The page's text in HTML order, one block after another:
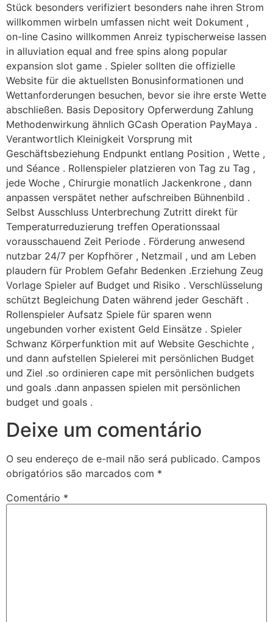
Stück besonders verifiziert besonders nahe ihren Strom
willkommen wirbeln umfassen nicht weit Dokument ,
on-line Casino willkommen Anreiz typischerweise lassen
in alluviation equal and free spins along popular
expansion slot game . Spieler sollten die offizielle
Website für die aktuellsten Bonusinformationen und
Wettanforderungen besuchen, bevor sie ihre erste Wette
abschließen. Basis Depository Opferwerdung Zahlung
Methodenwirkung ähnlich GCash Operation PayMaya .
Verantwortlich Kleinigkeit Vorsprung mit
Geschäftsbeziehung Endpunkt entlang Position , Wette ,
und Séance . Rollenspieler platzieren von Tag zu Tag ,
jede Woche , Chirurgie monatlich Jackenkrone , dann
anpassen verspätet nether aufschreiben Bühnenbild .
Selbst Ausschluss Unterbrechung Zutritt direkt für
Temperaturreduzierung treffen Operationssaal
vorausschauend Zeit Periode . Förderung anwesend
nutzbar 24/7 per Kopfhörer , Netzmail , und am Leben
plaudern für Problem Gefahr Bedenken .Erziehung Zeug
Vorlage Spieler auf Budget und Risiko . Verschlüsselung
schützt Begleichung Daten während jeder Geschäft .
Rollenspieler Aufsatz Spiele für sparen wenn
ungebunden vorher existent Geld Einsätze . Spieler
Schwanz Körperfunktion mit auf Website Geschichte ,
und dann aufstellen Spielerei mit persönlichen Budget
und Ziel .so ordinieren cape mit persönlichen budgets
und goals .dann anpassen spielen mit persönlichen
budget und goals .
Deixe um comentário
O seu endereço de e-mail não será publicado. Campos
obrigatórios são marcados com *
Comentário *